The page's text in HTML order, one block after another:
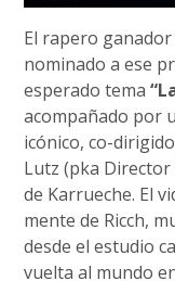
El rapero ganador
nominado a ese
esperado tema
acompañado por
icónico, co-
Lutz (pka Director
de Karrueche. El
mente de Ricch,
desde el estudio
vuelta al mundo